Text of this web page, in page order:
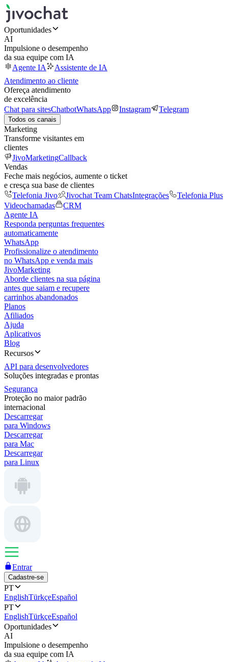
Oportunidades
AI
Impulsione o desempenho
da sua equipe com IA
Agente IA
Assistente de IA
Atendimento ao cliente
Ofereça atendimento
de excelência
Chat para sitesChatbotWhatsApp Instagram Telegram
Todos os canais
Marketing
Transforme visitantes em
clientes
JivoMarketingCallback
Vendas
Feche mais negócios, aumente o ticket
e cresça sua base de clientes
Telefonia Jivo
Jivochat Team ChatsIntegrações
Telefonia Plus
Videochamadas
CRM
Agente IA
Responda perguntas frequentes
automaticamente
WhatsApp
Profissionalize o atendimento
no WhatsApp e venda mais
JivoMarketing
Aborde clientes na sua página
antes que saiam e recupere
carrinhos abandonados
Planos
Afiliados
Ajuda
Aplicativos
Blog
Recursos
API para desenvolvedores
Soluções integradas e prontas
Segurança
Proteção no maior padrão
internacional
Descarregar
para Windows
Descarregar
para Mac
Descarregar
para Linux
Entrar
Cadastre-se
PT
EnglishTürkçeEspañol
PT
EnglishTürkçeEspañol
Oportunidades
AI
Impulsione o desempenho
da sua equipe com IA